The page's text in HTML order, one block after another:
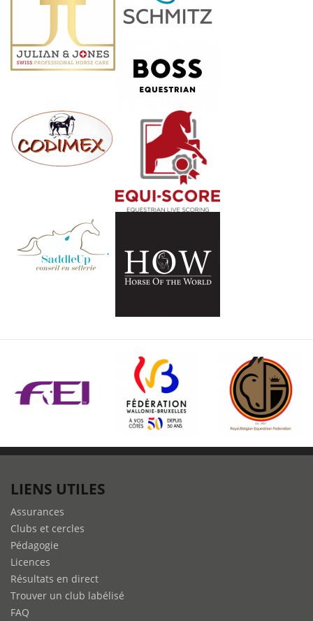
LIENS UTILES
Assurances
Clubs et cercles
Pédagogie
Licences
Résultats en direct
Trouver un club labélisé
FAQ